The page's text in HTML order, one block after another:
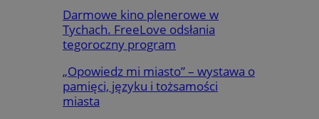
Darmowe kino plenerowe w
Tychach. FreeLove odsłania
tegoroczny program
„Opowiedz mi miasto” – wystawa o
pamięci, języku i tożsamości
miasta